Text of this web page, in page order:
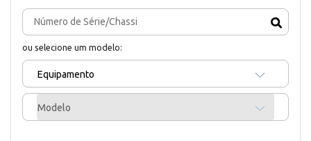
ou selecione um modelo:
Equipamento
Modelo